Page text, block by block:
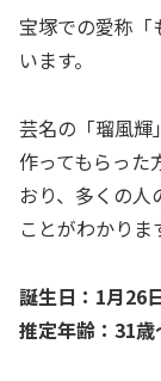
宝塚での愛称「
います。
芸名の「瑠風輝
作ってもらった
おり、多くの人
ことがわかりま
誕生日：1月26
推定年齢：31